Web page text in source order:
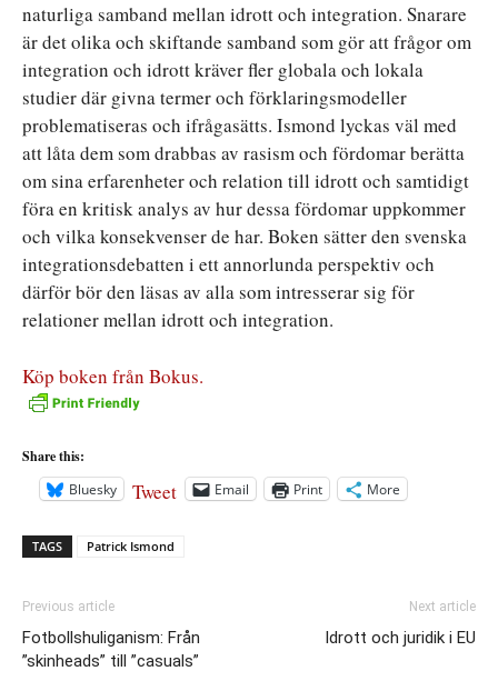
naturliga samband mellan idrott och integration. Snarare
är det olika och skiftande samband som gör att frågor om
integration och idrott kräver fler globala och lokala
studier där givna termer och förklaringsmodeller
problematiseras och ifrågasätts. Ismond lyckas väl med
att låta dem som drabbas av rasism och fördomar berätta
om sina erfarenheter och relation till idrott och samtidigt
föra en kritisk analys av hur dessa fördomar uppkommer
och vilka konsekvenser de har. Boken sätter den svenska
integrationsdebatten i ett annorlunda perspektiv och
därför bör den läsas av alla som intresserar sig för
relationer mellan idrott och integration.
Köp boken från Bokus.
Share this:
Bluesky
Tweet Email Print More
TAGS Patrick Ismond
Previous article
Fotbollshuliganism: Från
”skinheads” till ”casuals”
Next article
Idrott och juridik i EU